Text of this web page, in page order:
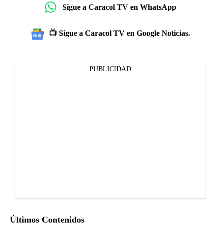
Sigue a Caracol TV en WhatsApp
📺 Sigue a Caracol TV en Google Noticias.
PUBLICIDAD
Últimos Contenidos